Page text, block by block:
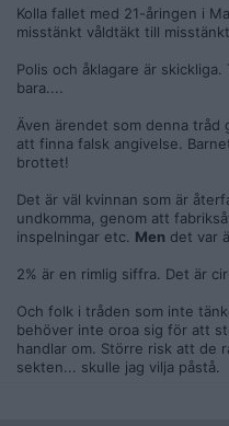
Kolla fallet med 21-åringen i
misstänkt våldtäkt till
Polis och åklagare är
bara....
Även ärendet som denna tråd
att finna falsk angivelse.
brottet!
Det är väl kvinnan som är
undkomma, genom att
inspelningar etc. Men det var
2% är en rimlig siffra. Det är
Och folk i tråden som inte
behöver inte oroa sig för att
handlar om. Större risk att de
sekten... skulle jag vilja påstå.